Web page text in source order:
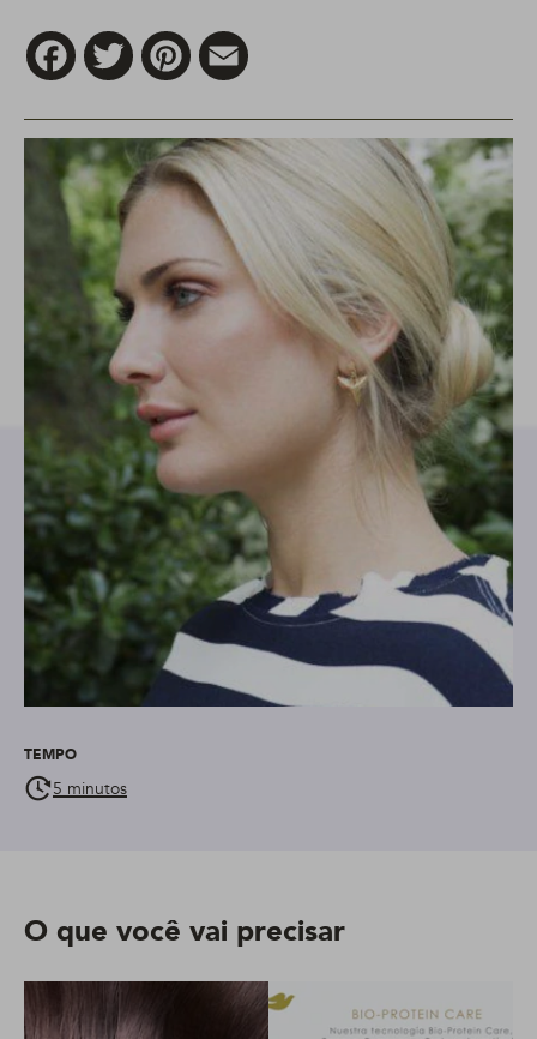
FacebookTwitter Pinterest
TEMPO
5 minutos
O que você vai precisar